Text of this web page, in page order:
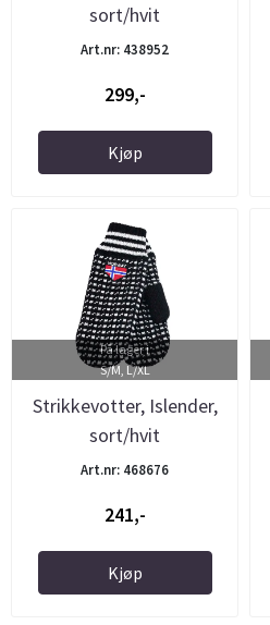
sort/hvit
Art.nr: 438952
299,-
Kjøp
På lager i
S/M, L/XL
Strikkevotter, Islender,
sort/hvit
Art.nr: 468676
241,-
Kjøp